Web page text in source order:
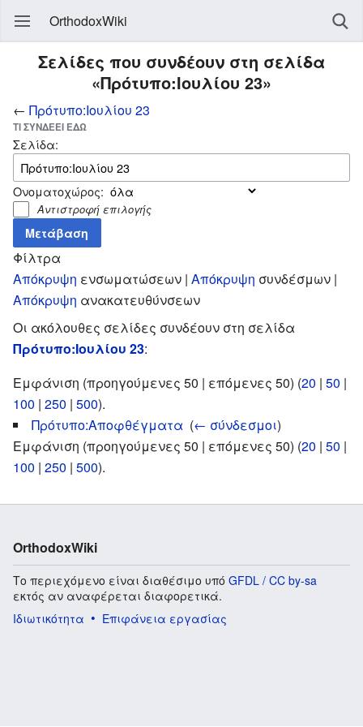
OrthodoxWiki
Σελίδες που συνδέουν στη σελίδα
«Πρότυπο:Ιουλίου 23»
← Πρότυπο:Ιουλίου 23
ΤΙ ΣΥΝΔΈΕΙ ΕΔΏ
Σελίδα:
Ονοματοχώρος:
Αντιστροφή επιλογής
Φίλτρα
Απόκρυψη ενσωματώσεων | Απόκρυψη συνδέσμων |
Απόκρυψη ανακατευθύνσεων
Οι ακόλουθες σελίδες συνδέουν στη σελίδα
Πρότυπο:Ιουλίου 23:
Εμφάνιση (προηγούμενες 50 | επόμενες 50) (20 | 50 |
100 | 250 | 500).
Πρότυπο:Αποφθέγματα (← σύνδεσμοι)
Εμφάνιση (προηγούμενες 50 | επόμενες 50) (20 | 50 |
100 | 250 | 500).
OrthodoxWiki
Το περιεχόμενο είναι διαθέσιμο υπό GFDL / CC by-sa
εκτός αν αναφέρεται διαφορετικά.
Ιδιωτικότητα
Επιφάνεια εργασίας